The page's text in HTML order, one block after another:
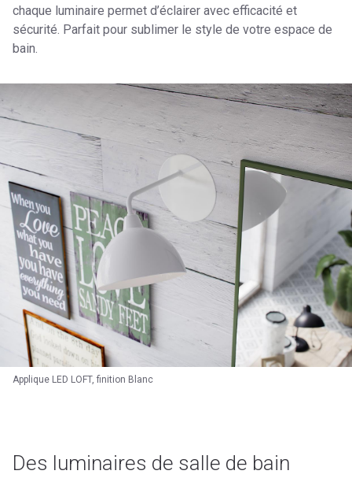
chaque luminaire permet d’éclairer avec efficacité et
sécurité. Parfait pour sublimer le style de votre espace de
bain.
Applique LED LOFT, finition Blanc
Des luminaires de salle de bain